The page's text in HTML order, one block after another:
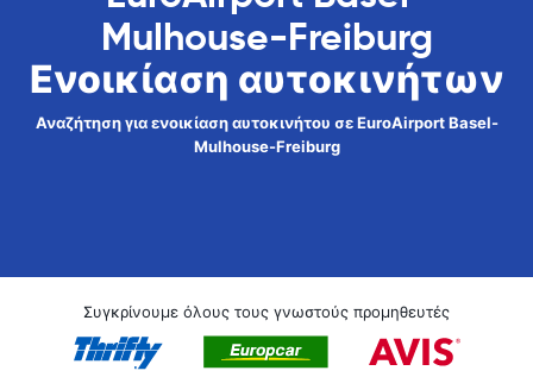
Mulhouse-Freiburg
Ενοικίαση αυτοκινήτων
Αναζήτηση για ενοικίαση αυτοκινήτου σε EuroAirport Basel-
Mulhouse-Freiburg
Συγκρίνουμε όλους τους γνωστούς προμηθευτές